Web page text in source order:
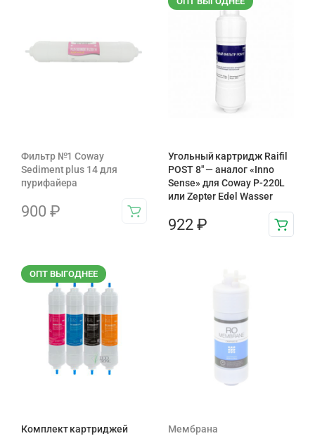
Фильтр №1 Coway
Sediment plus 14 для
пурифайера
900 ₽
Угольный картридж Raifil
POST 8″ — аналог «Inno
Sense» для Coway P-220L
или Zepter Edel Wasser
922 ₽
ОПТ ВЫГОДНЕЕ
Комплект картриджей
Мембрана